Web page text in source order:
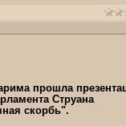
прошла
Струана
скорбь".